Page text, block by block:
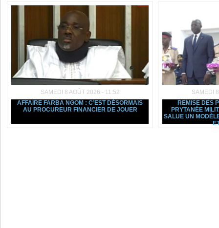
SAMEDI 8 AOÛT 2026 - 11:52
AFFAIRE FARBA NGOM : C’EST DÉSORMAIS
AU PROCUREUR FINANCIER DE JOUER
SAMEDI
REMISE DES
PRYTANÉE
SALUE UN